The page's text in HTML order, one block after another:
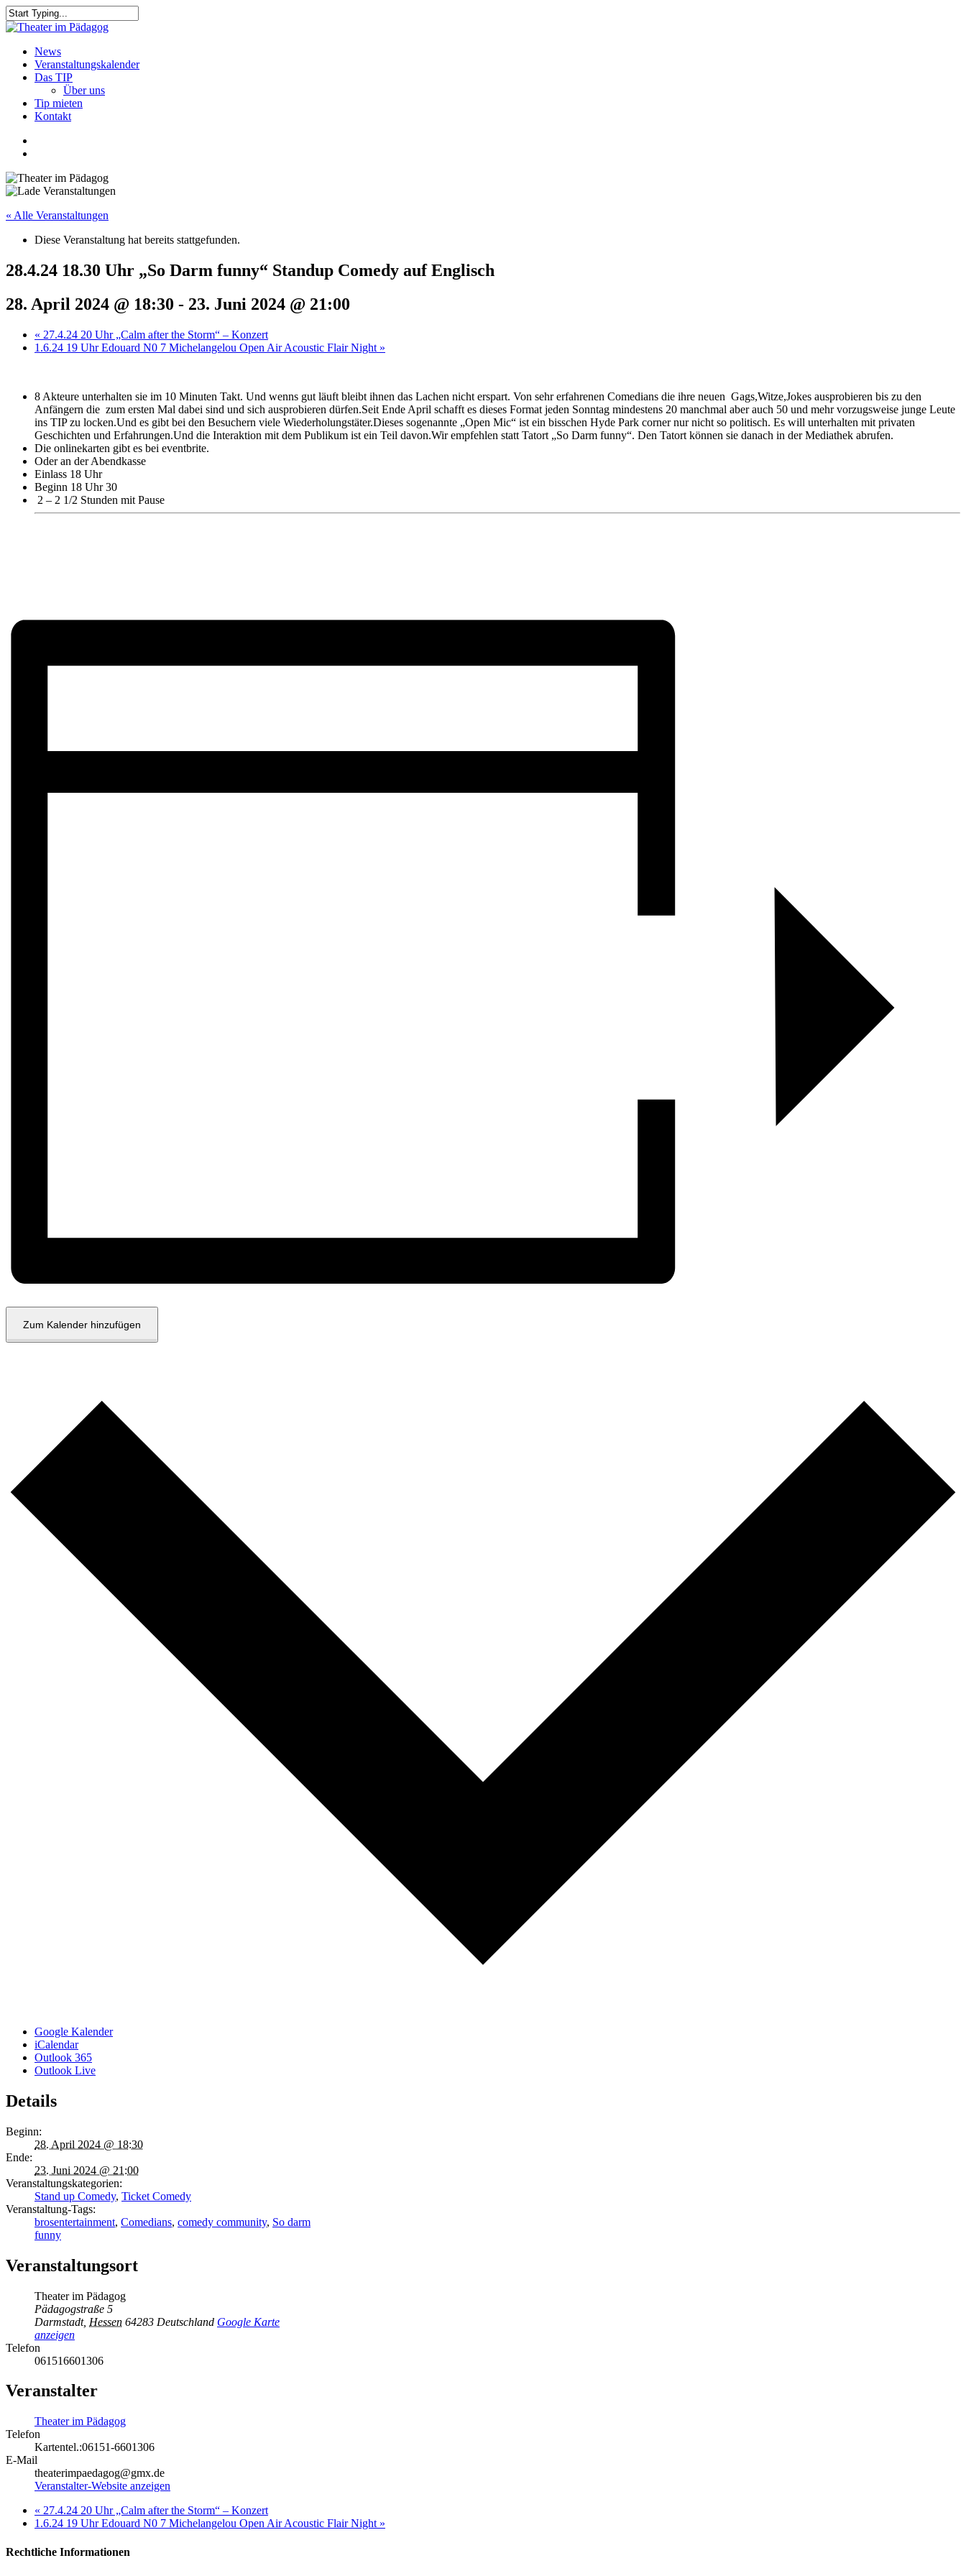
Skip
to
content
Close
search
Menu
News
Veranstaltungskalender
Das TIP
Über uns
Tip mieten
Kontakt
« Alle Veranstaltungen
Diese Veranstaltung hat bereits stattgefunden.
28.4.24 18.30 Uhr „So Darm funny“ Standup Comedy auf Englisch
28. April 2024 @ 18:30 - 23. Juni 2024 @ 21:00
« 27.4.24 20 Uhr „Calm after the Storm“ – Konzert
1.6.24 19 Uhr Edouard N0 7 Michelangelou Open Air Acoustic Flair Night »
8 Akteure unterhalten sie im 10 Minuten Takt. Und wenns gut läuft bleibt ihnen das Lachen nicht erspart. Von sehr erfahrenen Comedians die ihre neuen Gags,Witze,Jokes ausprobieren bis zu den
Anfängern die zum ersten Mal dabei sind und sich ausprobieren dürfen.Seit Ende April schafft es dieses Format jeden Sonntag mindestens 20 manchmal aber auch 50 und mehr vorzugsweise junge Leute
ins TIP zu locken.Und es gibt bei den Besuchern viele Wiederholungstäter.Dieses sogenannte „Open Mic“ ist ein bisschen Hyde Park corner nur nicht so politisch. Es will unterhalten mit privaten
Geschichten und Erfahrungen.Und die Interaktion mit dem Publikum ist ein Teil davon.Wir empfehlen statt Tatort „So Darm funny“. Den Tatort können sie danach in der Mediathek abrufen.
Die onlinekarten gibt es bei eventbrite.
Oder an der Abendkasse
Einlass 18 Uhr
Beginn 18 Uhr 30
2 – 2 1/2 Stunden mit Pause
Zum Kalender hinzufügen
Google Kalender
iCalendar
Outlook 365
Outlook Live
Details
Beginn:
28. April 2024 @ 18:30
Ende:
23. Juni 2024 @ 21:00
Veranstaltungskategorien:
Stand up Comedy, Ticket Comedy
Veranstaltung-Tags:
brosentertainment, Comedians, comedy community, So darm
funny
Veranstaltungsort
Theater im Pädagog
Pädagogstraße 5
Darmstadt, Hessen 64283 Deutschland Google Karte
anzeigen
Telefon
061516601306
Veranstalter
Theater im Pädagog
Telefon
Kartentel.:06151-6601306
E-Mail
theaterimpaedagog@gmx.de
Veranstalter-Website anzeigen
« 27.4.24 20 Uhr „Calm after the Storm“ – Konzert
1.6.24 19 Uhr Edouard N0 7 Michelangelou Open Air Acoustic Flair Night »
Rechtliche Informationen